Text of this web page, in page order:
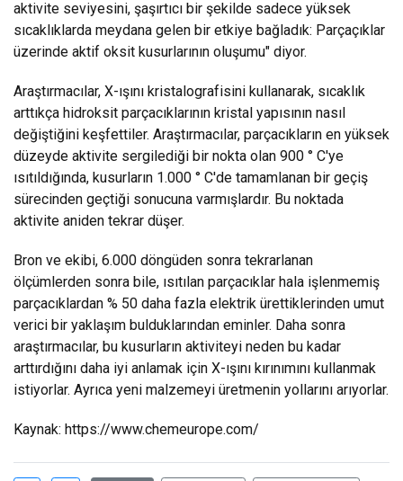
aktivite seviyesini, şaşırtıcı bir şekilde sadece yüksek
sıcaklıklarda meydana gelen bir etkiye bağladık: Parçaçıklar
üzerinde aktif oksit kusurlarının oluşumu" diyor.
Araştırmacılar, X-ışını kristalografisini kullanarak, sıcaklık
arttıkça hidroksit parçacıklarının kristal yapısının nasıl
değiştiğini keşfettiler. Araştırmacılar, parçacıkların en yüksek
düzeyde aktivite sergilediği bir nokta olan 900 ° C'ye
ısıtıldığında, kusurların 1.000 ° C'de tamamlanan bir geçiş
sürecinden geçtiği sonucuna varmışlardır. Bu noktada
aktivite aniden tekrar düşer.
Bron ve ekibi, 6.000 döngüden sonra tekrarlanan
ölçümlerden sonra bile, ısıtılan parçacıklar hala işlenmemiş
parçacıklardan % 50 daha fazla elektrik ürettiklerinden umut
verici bir yaklaşım bulduklarından eminler. Daha sonra
araştırmacılar, bu kusurların aktiviteyi neden bu kadar
arttırdığını daha iyi anlamak için X-ışını kırınımını kullanmak
istiyorlar. Ayrıca yeni malzemeyi üretmenin yollarını arıyorlar.
Kaynak: https://www.chemeurope.com/